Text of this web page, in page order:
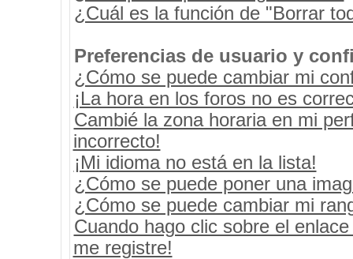
¿Cuál es la función de "Borrar
Preferencias de usuario y
¿Cómo se puede cambiar mi
¡La hora en los foros no es
Cambié la zona horaria en mi
incorrecto!
¡Mi idioma no está en la lista!
¿Cómo se puede poner una
¿Cómo se puede cambiar mi
Cuando hago clic sobre el
me registre!